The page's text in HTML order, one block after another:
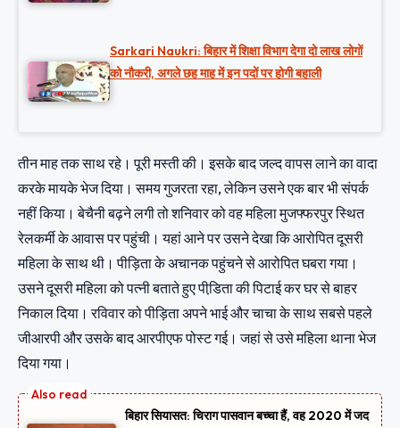
Sarkari Naukri: बिहार में शिक्षा विभाग देगा दो लाख लोगों
को नौकरी, अगले छह माह में इन पदों पर होगी बहाली
तीन माह तक साथ रहे। पूरी मस्ती की। इसके बाद जल्द वापस लाने का वादा
करके मायके भेज दिया। समय गुजरता रहा, लेकिन उसने एक बार भी संपर्क
नहीं किया। बेचैनी बढ़ने लगी तो शनिवार को वह महिला मुजफ्फरपुर स्थित
रेलकर्मी के आवास पर पहुंची। यहां आने पर उसने देखा कि आरोपित दूसरी
महिला के साथ थी। पीड़िता के अचानक पहुंचने से आरोपित घबरा गया।
उसने दूसरी महिला को पत्नी बताते हुए पीडि़ता की पिटाई कर घर से बाहर
निकाल दिया। रविवार को पीड़िता अपने भाई और चाचा के साथ सबसे पहले
जीआरपी और उसके बाद आरपीएफ पोस्ट गई। जहां से उसे महिला थाना भेज
दिया गया।
बिहार सियासत: चिराग पासवान बच्चा हैं, वह 2020 में जद